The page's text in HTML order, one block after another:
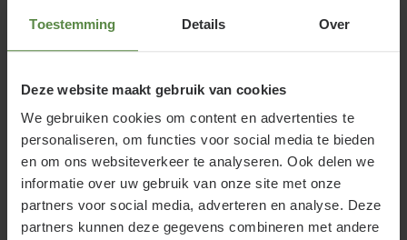
Toestemming Details Over
Deze website maakt gebruik van cookies
We gebruiken cookies om content en advertenties te
personaliseren, om functies voor social media te bieden
en om ons websiteverkeer te analyseren. Ook delen we
informatie over uw gebruik van onze site met onze
partners voor social media, adverteren en analyse. Deze
partners kunnen deze gegevens combineren met andere
hieronder voor meer informatie.
Grootbloemige winterviolen verschijnen in vele
kleuren. Deze bloeit met witte gekleurde
kroonbladeren. Het hart of oog van de bloem is
bijna zwart. Dit viooltje bloeit gedurende de hele
winter. Bij vorst beschermt de plant zichzelf door